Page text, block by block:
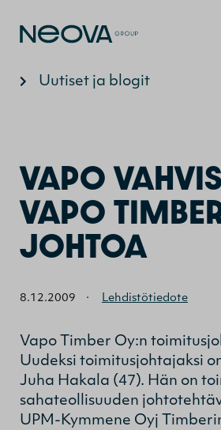
Uutiset ja blogit
VAPO
VAPO
JOHTOA
8.12.2009 · Lehdistötiedote
Vapo Timber Oy:n
Uudeksi toimitusjohtajaksi
Juha Hakala (47). Hän on
sahateollisuuden
UPM-Kymmene Oyj